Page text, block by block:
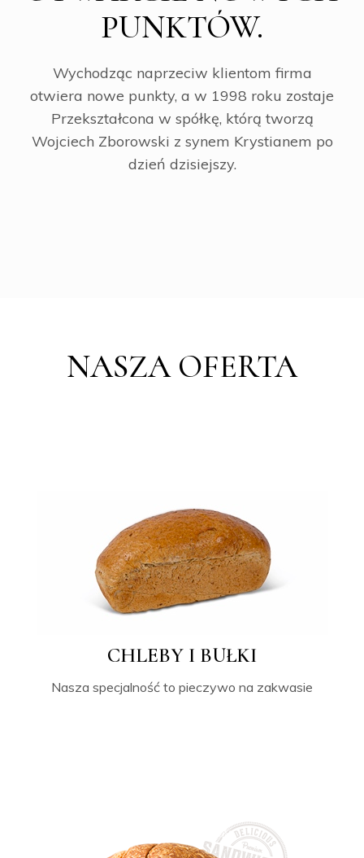
PUNKTÓW.
Wychodząc naprzeciw klientom firma
otwiera nowe punkty, a w 1998 roku zostaje
Przekształcona w spółkę, którą tworzą
Wojciech Zborowski z synem Krystianem po
dzień dzisiejszy.
NASZA OFERTA
CHLEBY I BUŁKI
Nasza specjalność to pieczywo na zakwasie